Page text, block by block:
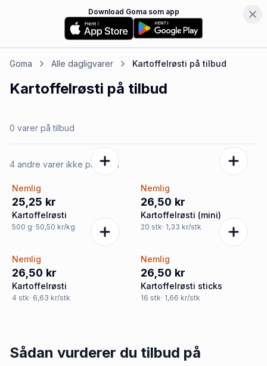
Download Goma som app
Goma Alle dagligvarer Kartoffelrøsti på tilbud
Kartoffelrøsti på tilbud
0 varer på tilbud
4 andre varer ikke på tilbud
Nemlig
25,25 kr
Kartoffelrøsti
500 g· 50,50 kr/kg
Nemlig
26,50 kr
Kartoffelrøsti (mini)
20 stk· 1,33 kr/stk
Nemlig
26,50 kr
Kartoffelrøsti
4 stk· 6,63 kr/stk
Nemlig
26,50 kr
Kartoffelrøsti sticks
16 stk· 1,66 kr/stk
Sådan vurderer du tilbud på